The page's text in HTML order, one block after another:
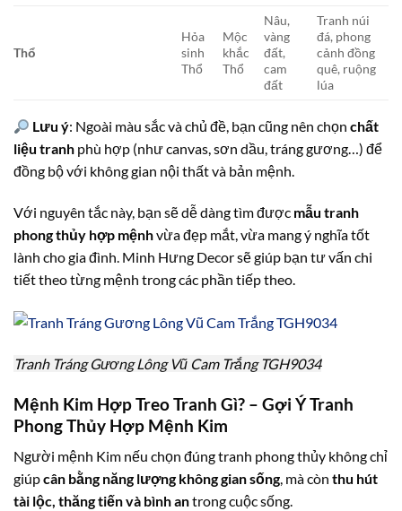
Thổ
Hỏa
sinh
Thổ
Mộc
khắc
Thổ
Nâu,
vàng
đất,
cam
đất
Tranh núi
đá, phong
cảnh đồng
quê, ruộng
lúa
Lưu ý: Ngoài màu sắc và chủ đề, bạn cũng nên chọnchất
liệu tranh phù hợp (như canvas, sơn dầu, tráng gương…) để
đồng bộ với không gian nội thất và bản mệnh.
Với nguyên tắc này, bạn sẽ dễ dàng tìm được mẫu tranh
phong thủy hợp mệnhvừa đẹp mắt, vừa mang ý nghĩa tốt
lành cho gia đình. Minh Hưng Decor sẽ giúp bạn tư vấn chi
tiết theo từng mệnh trong các phần tiếp theo.
Tranh Tráng Gương Lông Vũ Cam Trắng TGH9034
Mệnh Kim Hợp Treo Tranh Gì? – Gợi Ý Tranh
Phong Thủy Hợp Mệnh Kim
Người mệnh Kim nếu chọn đúng tranh phong thủy không chỉ
giúpcân bằng năng lượng không gian sống, mà còn thu hút
tài lộc, thăng tiến và bình antrong cuộc sống.